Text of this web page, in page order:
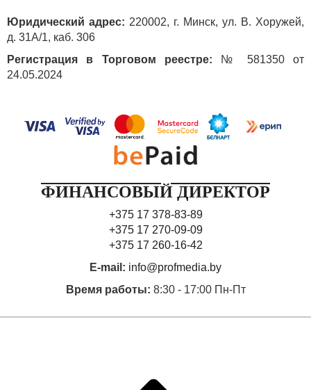
Юридический адрес: 220002, г. Минск, ул. В. Хоружей,
д. 31А/1, каб. 306
Регистрация в Торговом реестре: № 581350 от
24.05.2024
ФИНАНСОВЫЙ ДИРЕКТОР
+375 17 378-83-89
+375 17 270-09-09
+375 17 260-16-42
E-mail: info@profmedia.by
Время работы: 8:30 - 17:00 Пн-Пт